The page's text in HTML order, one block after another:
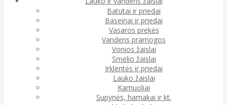
Batutai ir priedai
Baseinai ir priedai
Vasaros prekės
Vandens pramogos
Vonios žaislai
Smėlio žaislai
Irklentės ir priedai
Lauko žaislai
Kamuoliai
Supynės, hamakai ir kt.